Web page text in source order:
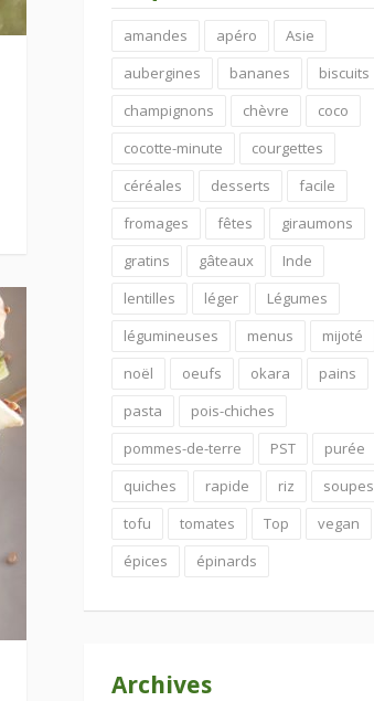
amandes apéro
Asie
aubergines
bananes
biscuits
champignons
chèvre
coco
cocotte-minute
courgettes
céréales
desserts
facile
fromages
fêtes
giraumons
gratins
gâteaux
Inde
lentilles
léger
Légumes
légumineuses
menus
mijoté
noël
oeufs okara
pains
pasta
pois-chiches
pommes-de-terre
PST
purée
quiches
rapide riz
soupes
tofu
tomates Top
vegan
épices
épinards
Archives